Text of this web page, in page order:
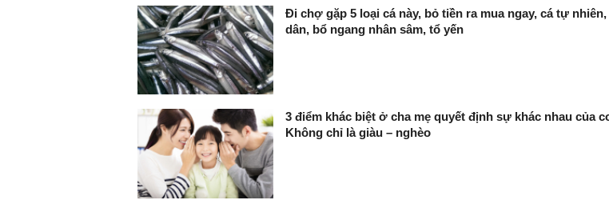
Đi chợ gặp 5 loại cá này, bỏ tiền ra mua ngay, cá tự
dân, bổ ngang nhân sâm, tổ yến
3 điểm khác biệt ở cha mẹ quyết định sự khác nhau của
Không chỉ là giàu – nghèo